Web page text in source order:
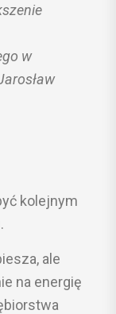
w
kolejnym
ale
na energię